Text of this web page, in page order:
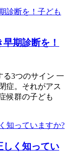
期診断を！
3つのサイン 一
症。それがアス
候群の子ども
しく知ってい